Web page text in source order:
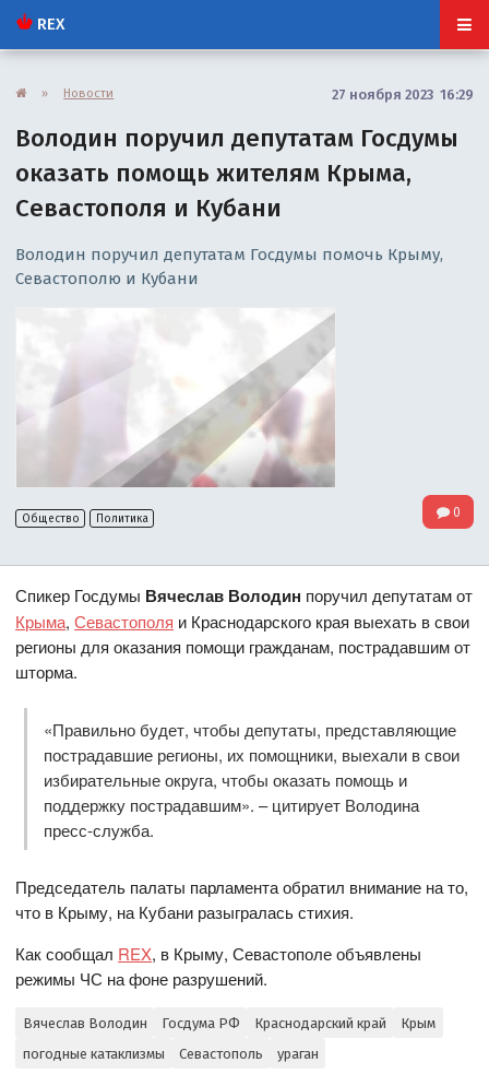
REX
» Новости 27 ноября 2023 16:29
Володин поручил депутатам Госдумы
оказать помощь жителям Крыма,
Севастополя и Кубани
Володин поручил депутатам Госдумы помочь Крыму,
Севастополю и Кубани
Общество Политика 0
Спикер Госдумы Вячеслав Володин поручил депутатам от
Крыма,Севастополя и Краснодарского края выехать в свои
регионы для оказания помощи гражданам, пострадавшим от
шторма.
«Правильно будет, чтобы депутаты, представляющие
пострадавшие регионы, их помощники, выехали в свои
избирательные округа, чтобы оказать помощь и
поддержку пострадавшим». – цитирует Володина
пресс-служба.
Председатель палаты парламента обратил внимание на то,
что в Крыму, на Кубани разыгралась стихия.
Как сообщал REX, в Крыму, Севастополе объявлены
режимы ЧС на фоне разрушений.
Вячеслав Володин Госдума РФ Краснодарский край
Крым
погодные катаклизмы
Севастополь ураган